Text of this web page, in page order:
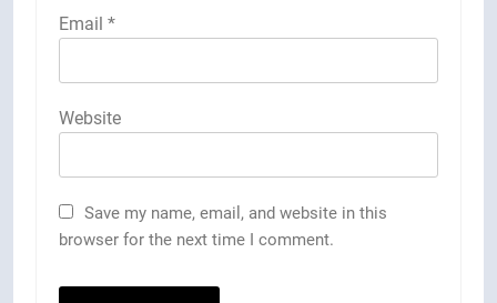
Email *
Website
Save my name, email, and website in this
browser for the next time I comment.